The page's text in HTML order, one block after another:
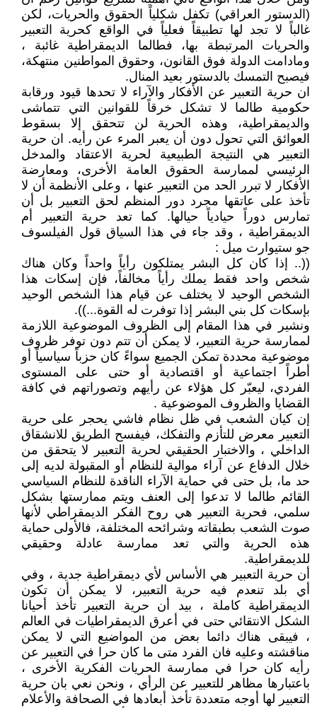
(الدستور العراقي) تكفل شكلياً الحقوق والحريات، لكن
غالباً لا تجد لها تطبيقاً فعلياً في الواقع كحرية التعبير
والحريات المرتبطة بها، فطالما الديمقراطية غائبة ،
ومادامت الدولة فوق القانون، وحقوق المواطنين منتهكة،
فيصبح التمسك بالدستور بعيد المنال.
ان حرية التعبير عن الأفكار والآراء لا تحدها قيود ورقابة
حكومية طالما لا تشكل خرقاً للقوانين التي تتماشى
والديمقراطية، وهذه الحرية لن تتحقق إلا بسقوط
العوائق التي تحول دون أن يعبر المرء عن رأيه. ان حرية
التعبير هي النتيجة الطبيعية لحرية الاعتقاد والمدخل
الرئيسي لممارسة الحقوق العامة الأخرى، ومعارضة
الأفكار لا تبرر الحد من التعبير عنها ، وعلى الأنظمة أن لا
تأخذ على عاتقها مجرد دور المنظم لحق التعبير بل أن
تمارس دوراً حيادياً حيالها. كما تعد حرية التعبير أم
الديمقراطية ، وقد جاء في هذا السياق قول الفيلسوف
جو ستيوارت ميل :
((.. إذا كان كل البشر يمتلكون رأياً واحداً وكان هناك
شخص واحد فقط يملك رأياً مخالفاً، فإن إسكات هذا
الشخص الوحيد لا يختلف عن قيام هذا الشخص الوحيد
بإسكات كل بني البشر إذا توفرت له القوة...)).
ونشير في هذا المقام إلى الظروف الموضوعية اللازمة
لممارسة حرية التعبير، لا يمكن أن تتم دون توفر ظروف
موضوعية محددة تمكن الجميع سواءً كان حزباً سياسياً أو
أطراً اجتماعية أو اقتصادية أو حتى على المستوى
الفردي، ليعبّر كل هؤلاء عن رأيهم وتصوراتهم في كافة
القضايا والظروف الموضوعية .
إن كيان الشعب في ظل نظام فاشي يحجر على حرية
التعبير معرض للتأزم والتفكك، فيفسح الطريق للانشقاق
الداخلي ، والاختبار الحقيقي لحرية التعبير لا يتحقق من
خلال الدفاع عن آراء موالية للنظام أو المقبولة لديه إلى
حد ما، بل حتى في حماية الآراء الناقدة للنظام السياسي
القائم طالما لا تدعوا إلى العنف ويتم ممارستها بشكل
سلمي، فحرية التعبير هي روح الفكر الديمقراطي لأنها
صوت الشعب بطبقاته وشرائحه المختلفة، فالأولى حماية
هذه الحرية والتي تعد ممارسة عادلة وحقيقي
للديمقراطية.
أن حرية التعبير هي الأساس لأي ديمقراطية جدية ، وفي
أي بلد تنعدم فيه حرية التعبير، لا يمكن أن تكون
الديمقراطية كاملة ، بيد أن حرية التعبير تأخذ أحيانا
الشكل الانتقائي حتى في أعرق الديمقراطيات في العالم
، فيبقى هناك دائما بعض من المواضيع التي لا يمكن
مناقشته وعليه فان الفرد متى ما كان حرا في التعبير عن
رأيه كان حرا في ممارسة الحريات الفكرية الأخرى ،
باعتبارها مظاهر للتعبير عن الرأي ، ونحن نعي بان حرية
التعبير لها أوجه متعددة تأخذ أبعادها في الصحافة والأعلام